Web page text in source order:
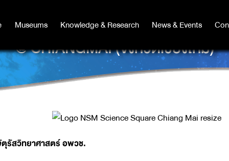
Museums Knowledge & Research News & Events
Museums Knowledge & Research News & Events
@ CHIANGMAI (จังหวัดเชียงใหม่)
รัสวิทยาศาสตร์ อพวช.